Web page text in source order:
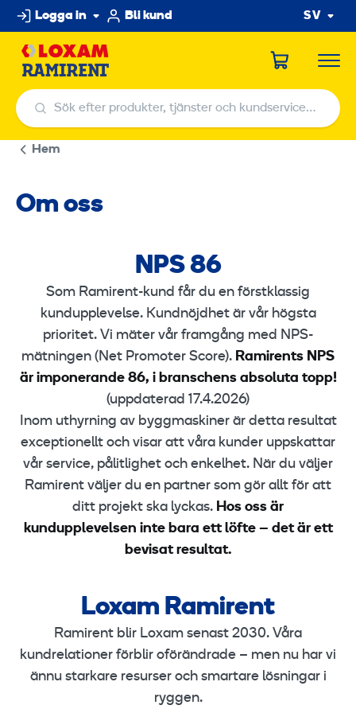
Hoppa
till
innehållet
Logga in Bli kund SV
Sök efter produkter, tjänster och kundservicecenter
Sök efter produkter, tjänster och kundservicecenter
Hem
Om oss
NPS 86
N
P
S
8
Som Ramirent-kund får du en förstklassig
kundupplevelse. Kundnöjdhet är vår högsta
prioritet. Vi mäter vår framgång med NPS-
mätningen (Net Promoter Score). Ramirents NPS
är imponerande 86, i branschens absoluta topp!
(uppdaterad 17.4.2026)
Inom uthyrning av byggmaskiner är detta resultat
exceptionellt och visar att våra kunder uppskattar
vår service, pålitlighet och enkelhet. När du väljer
Ramirent väljer du en partner som gör allt för att
ditt projekt ska lyckas. Hos oss är
kundupplevelsen inte bara ett löfte – det är ett
bevisat resultat.
Loxam Ramirent
L
Ramirent blir Loxam senast 2030. Våra
kundrelationer förblir oförändrade – men nu har vi
ännu starkare resurser och smartare lösningar i
ryggen.